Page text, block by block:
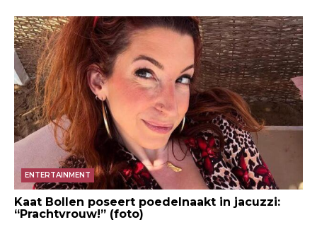
ENTERTAINMENT
Kaat Bollen poseert poedelnaakt in jacuzzi:
“Prachtvrouw!” (foto)